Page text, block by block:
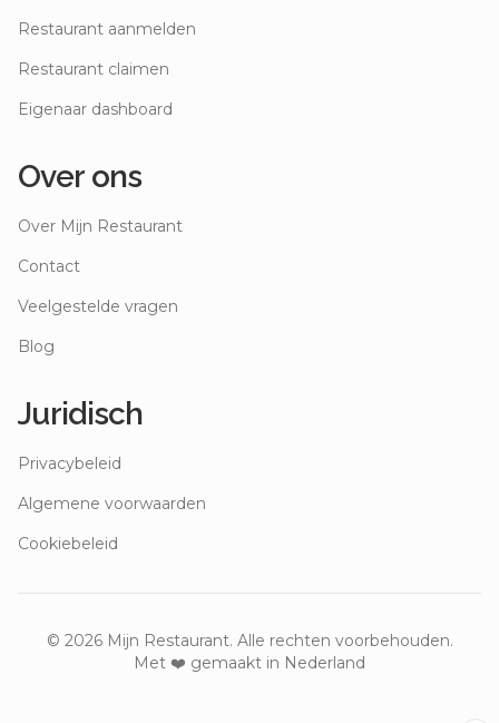
Restaurant aanmelden
Restaurant claimen
Eigenaar dashboard
Over ons
Over Mijn Restaurant
Contact
Veelgestelde vragen
Blog
Juridisch
Privacybeleid
Algemene voorwaarden
Cookiebeleid
© 2026Mijn Restaurant. Alle rechten voorbehouden.
Met ❤️ gemaakt in Nederland